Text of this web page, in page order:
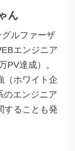
ん
ルファーザ
エンジニア
PV達成）。
（ホワイト企
のエンジニア
することも発